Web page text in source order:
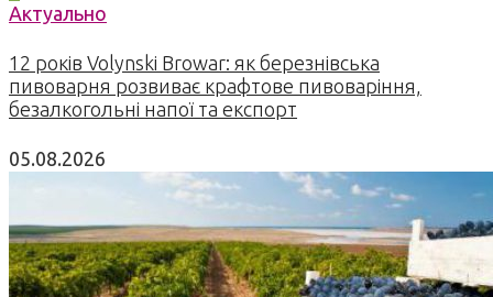
Актуально
12 років Volynski Browar: як березнівська
пивоварня розвиває крафтове пивоваріння,
безалкогольні напої та експорт
05.08.2026